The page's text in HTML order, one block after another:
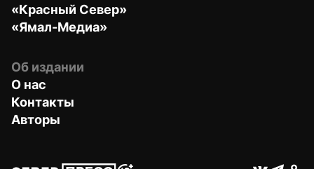
«Красный Север»
«Ямал-Медиа»
Об издании
О нас
Контакты
Авторы